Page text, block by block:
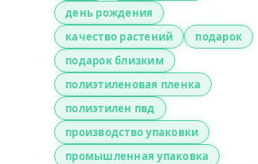
день рождения
качество растений
подарок
подарок близким
полиэтиленовая пленка
полиэтилен пвд
производство упаковки
промышленная упаковка